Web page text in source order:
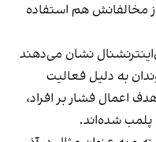
مخالفانش هم استفاده
نشان می‌دهند
به دلیل فعالیت
اعمال فشار بر افراد،
پلمب شده‌اند.